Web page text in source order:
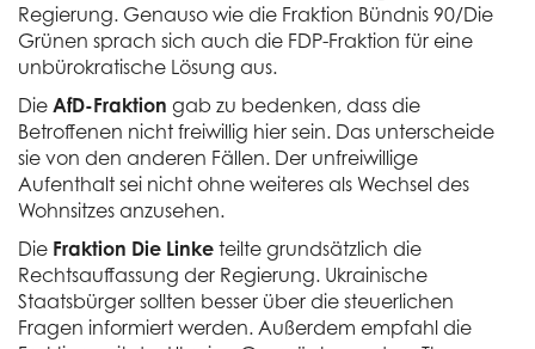
Regierung. Genauso wie die Fraktion Bündnis 90/Die
Grünen sprach sich auch die FDP-Fraktion für eine
unbürokratische Lösung aus.
Die AfD-Fraktion gab zu bedenken, dass die
Betroffenen nicht freiwillig hier sein. Das unterscheide
sie von den anderen Fällen. Der unfreiwillige
Aufenthalt sei nicht ohne weiteres als Wechsel des
Wohnsitzes anzusehen.
Die Fraktion Die Linke teilte grundsätzlich die
Rechtsauffassung der Regierung. Ukrainische
Staatsbürger sollten besser über die steuerlichen
Fragen informiert werden. Außerdem empfahl die